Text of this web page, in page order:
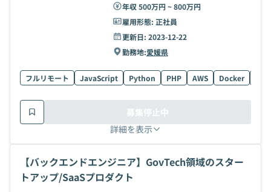
年収 500万円 ~ 800万円
雇用形態: 正社員
更新日: 2023-12-22
勤務地:愛媛県
フルリモート JavaScript Python PHP AWS Docker
詳細を表示
募集停止中
【バックエンドエンジニア】GovTech領域のスター
トアップ/SaaSプロダクト